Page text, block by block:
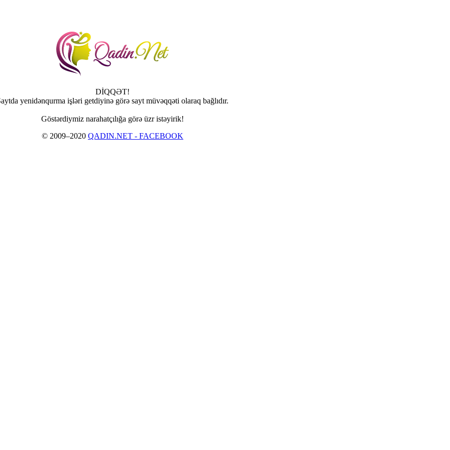
DİQQƏT!
yenidənqurma işləri getdiyinə görə sayt müvəqqəti olaraq bağlıdır.
Göstərdiymiz narahatçılığa görə üzr istəyirik!
© 2009–2020 QADIN.NET - FACEBOOK